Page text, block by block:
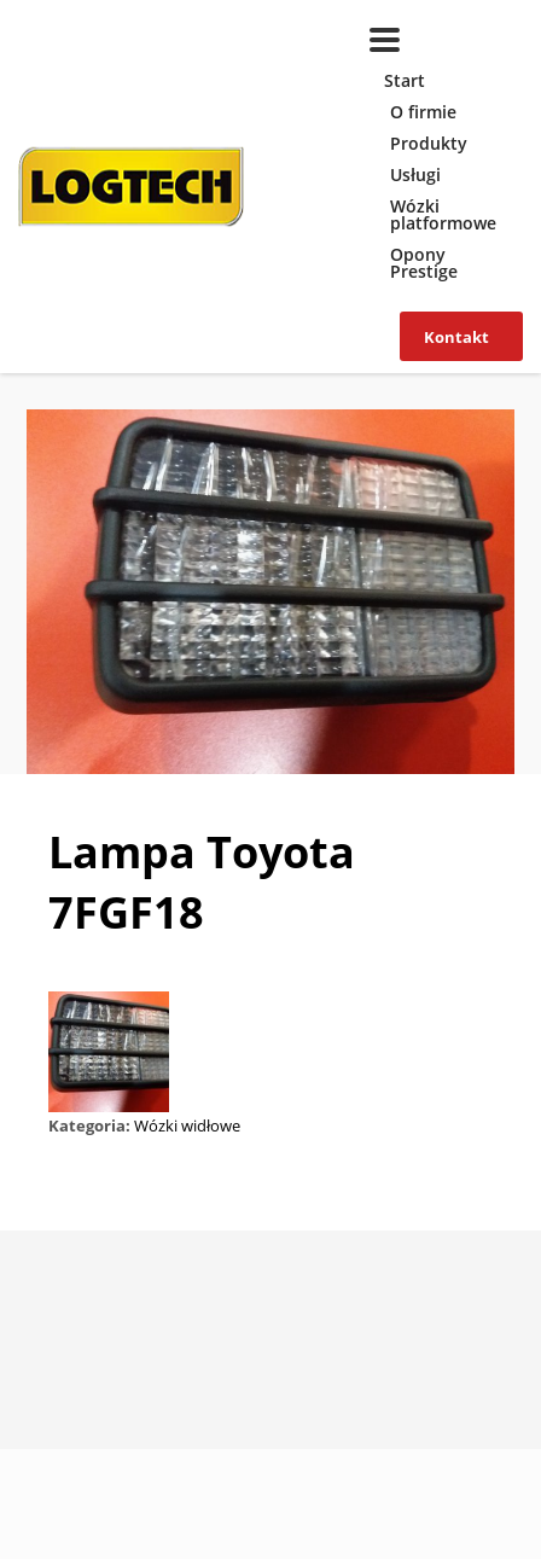
Start
O firmie
Produkty
Usługi
Wózki
platformowe
Opony
Prestige
Kontakt
Lampa Toyota
7FGF18
Kategoria: Wózki widłowe